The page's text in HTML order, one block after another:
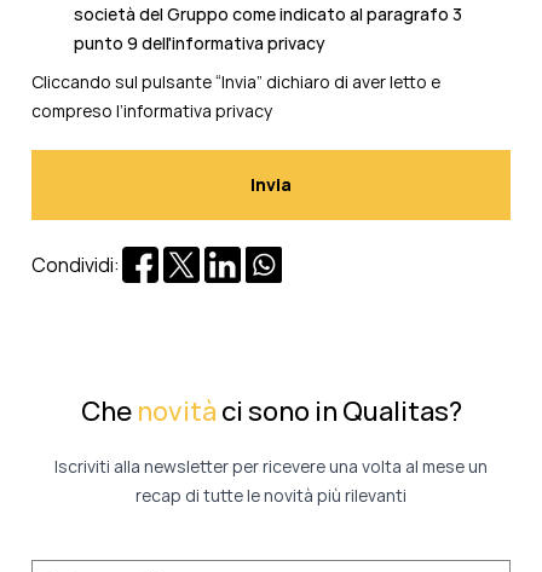
società del Gruppo come indicato al paragrafo 3
punto 9 dell'informativa privacy
Cliccando sul pulsante “Invia” dichiaro di aver letto e
compreso l’informativa privacy
Condividi:
Che novità ci sono in Qualitas?
Iscriviti alla newsletter per ricevere una volta al mese un
recap di tutte le novità più rilevanti